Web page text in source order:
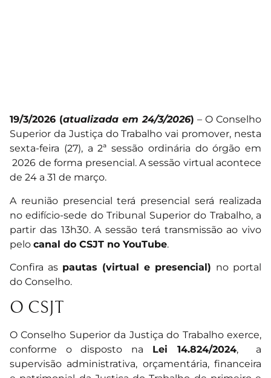
19/3/2026 (atualizada em 24/3/2026) – O Conselho
Superior da Justiça do Trabalho vai promover, nesta
sexta-feira (27), a 2ª sessão ordinária do órgão em
2026 de forma presencial. A sessão virtual acontece
de 24 a 31 de março.
A reunião presencial terá presencial será realizada
no edifício-sede do Tribunal Superior do Trabalho, a
partir das 13h30. A sessão terá transmissão ao vivo
pelo canal do CSJT no YouTube.
Confira as pautas (virtual e presencial) no portal
do Conselho.
O CSJT
O Conselho Superior da Justiça do Trabalho exerce,
conforme o disposto na Lei 14.824/2024, a
supervisão administrativa, orçamentária, financeira